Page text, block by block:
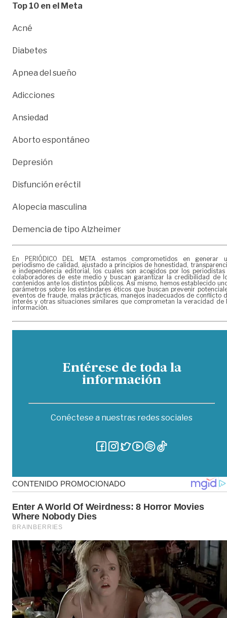
Top 10 en el Meta
Acné
Diabetes
Apnea del sueño
Adicciones
Ansiedad
Aborto espontáneo
Depresión
Disfunción eréctil
Alopecia masculina
Demencia de tipo Alzheimer
En PERIÓDICO DEL META estamos comprometidos en generar
periodismo de calidad, ajustado a principios de honestidad,
e independencia editorial, los cuales son acogidos por los periodistas
colaboradores de este medio y buscan garantizar la credibilidad de
contenidos ante los distintos públicos. Así mismo, hemos establecido
parámetros sobre los estándares éticos que buscan prevenir
eventos de fraude, malas prácticas, manejos inadecuados de conflicto
interés y otras situaciones similares que comprometan la veracidad de
información.
Entérese de toda la
información
Conéctese a nuestras redes sociales